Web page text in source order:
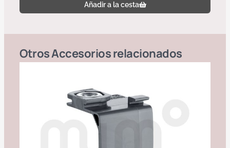
Añadir a la cesta
OtrosAccesoriosrelacionados